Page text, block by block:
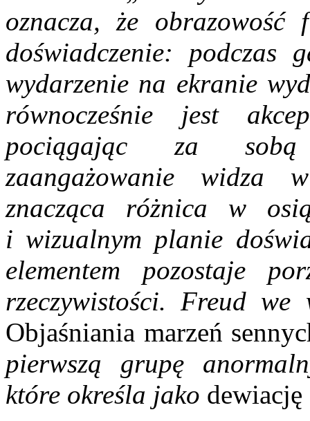
oznacza, że obrazowość
doświadczenie: podczas
wydarzenie na ekranie
równocześnie jest
pociągając za sobą
zaangażowanie widza
znacząca różnica w
i wizualnym planie
elementem pozostaje
rzeczywistości. Freud we
Objaśniania marzeń
pierwszą grupę
które określa jako dewiację